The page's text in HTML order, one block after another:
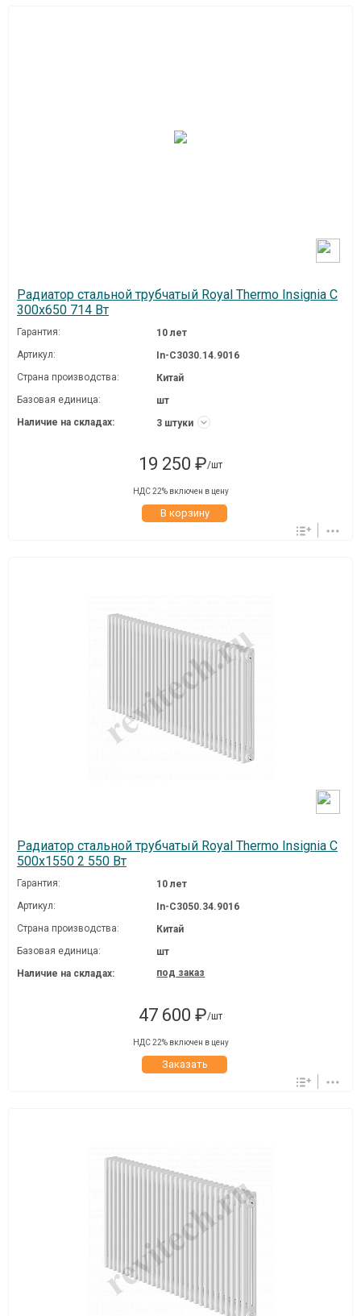
Радиатор стальной трубчатый Royal Thermo Insignia C
300x650 714 Вт
Гарантия:
10 лет
Артикул:
In-C3030.14.9016
Страна производства:
Китай
Базовая единица:
шт
Наличие на складах:
3 штуки
19 250 ₽/шт
НДС 22% включен в цену
В корзину
Радиатор стальной трубчатый Royal Thermo Insignia C
500x1550 2 550 Вт
Гарантия:
10 лет
Артикул:
In-C3050.34.9016
Страна производства:
Китай
Базовая единица:
шт
Наличие на складах:
под заказ
47 600 ₽/шт
НДС 22% включен в цену
Заказать